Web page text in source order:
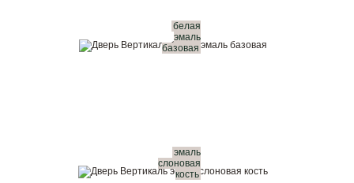
белая
эмаль
базовая
эмаль
слоновая
кость